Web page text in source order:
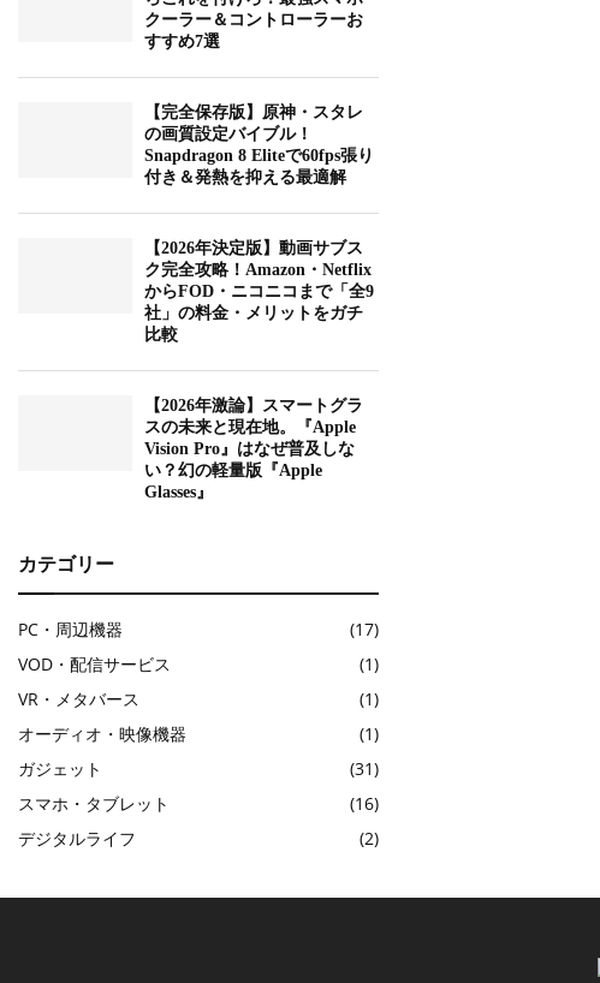
クーラー＆コントローラーお
すすめ7選
【完全保存版】原神・スタレ
の画質設定バイブル！
Snapdragon 8 Eliteで60fps張り
付き＆発熱を抑える最適解
【2026年決定版】動画サブス
ク完全攻略！Amazon・Netflix
からFOD・ニコニコまで「全9
社」の料金・メリットをガチ
比較
【2026年激論】スマートグラ
スの未来と現在地。『Apple
Vision Pro』はなぜ普及しな
い？幻の軽量版『Apple
Glasses』
カテゴリー
PC・周辺機器
(17)
VOD・配信サービス
(1)
VR・メタバース
(1)
オーディオ・映像機器
(1)
ガジェット
(31)
スマホ・タブレット
(16)
デジタルライフ
(2)